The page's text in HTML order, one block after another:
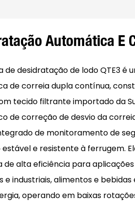
Automática E
de desidratação de lodo QTE3 é
de correia dupla contínua,
tecido filtrante importado da
de correção de desvio da
de monitoramento de
e resistente à ferrugem.
de alta eficiência para aplicações
e industriais, alimentos e
operando em baixas